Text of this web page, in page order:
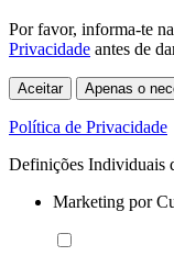
Por favor, informa-te
Privacidade antes de
Aceitar Apenas o
Política de Privacidade
Definições Individuais
Marketing por